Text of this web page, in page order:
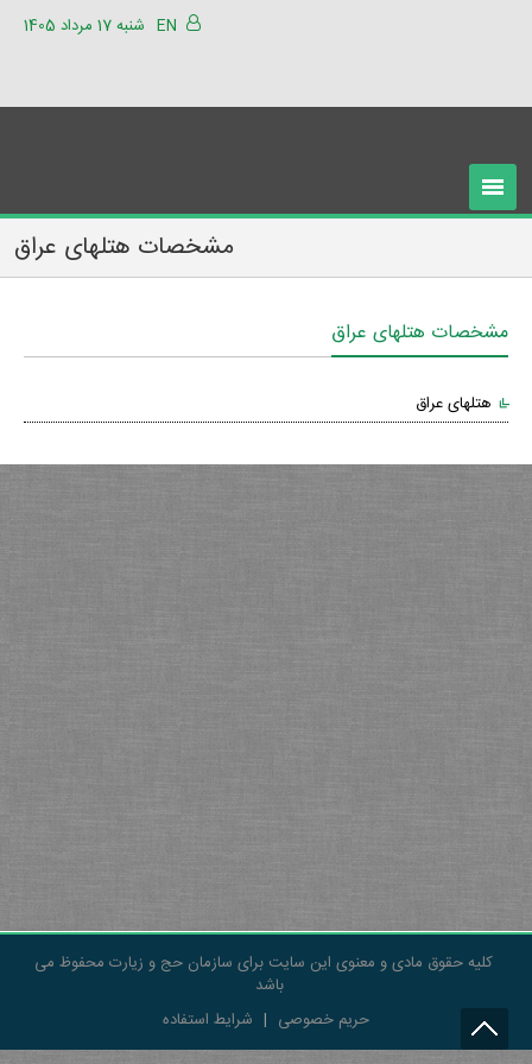
شنبه 17 مرداد 1405 EN
مشخصات هتلهای عراق
مشخصات هتلهای عراق
هتلهای عراق
کلیه حقوق مادی و معنوی این سایت برای سازمان حج و زیارت محفوظ می
باشد
حریم خصوصی | شرایط استفاده